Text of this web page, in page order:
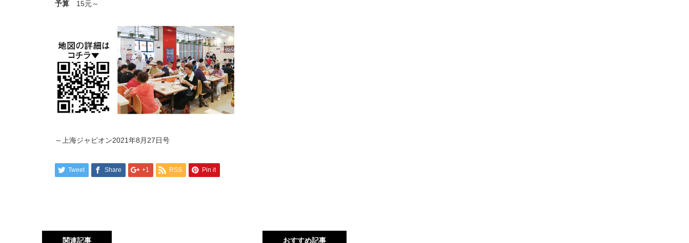
予算 15元～
～上海ジャピオン2021年8月27日号
Tweet Share +1 RSS Pin it
関連記事 おすすめ記事